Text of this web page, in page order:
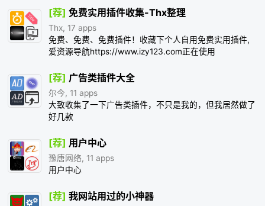
[荐] 免费实用插件收集-Thx整理
Thx, 17 apps
免费、免费、免费插件！收藏下个人自用免费实用插件,
爱资源导航https://www.izy123.com正在使用
[荐] 广告类插件大全
尔今, 11 apps
大致收集了一下广告类插件，不只是我的，但我居然做了
好几款
[荐] 用户中心
豫唐网络, 11 apps
用户中心
[荐] 我网站用过的小神器